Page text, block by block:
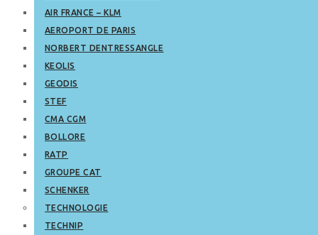
AIR FRANCE – KLM
AEROPORT DE PARIS
NORBERT DENTRESSANGLE
KEOLIS
GEODIS
STEF
CMA CGM
BOLLORE
RATP
GROUPE CAT
SCHENKER
TECHNOLOGIE
TECHNIP